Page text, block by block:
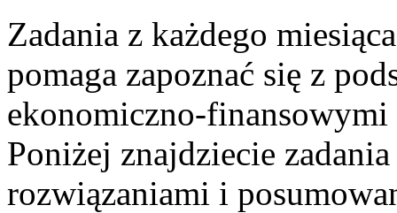
Zadania z każdego
pomaga zapoznać się z
ekonomiczno-
Poniżej znajdziecie
rozwiązaniami i